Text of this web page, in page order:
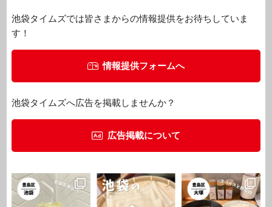
池袋タイムズでは皆さまからの情報提供をお待ちしていま
す！
情報提供フォームへ
池袋タイムズへ広告を掲載しませんか？
広告掲載について